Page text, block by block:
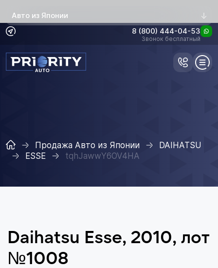
Авто из Японии
8 (800) 444-04-53
Звонок бесплатный
Продажа Авто из Японии
DAIHATSU
ESSE
tqhJawwY6OV4HA
Daihatsu Esse, 2010, лот
№1008